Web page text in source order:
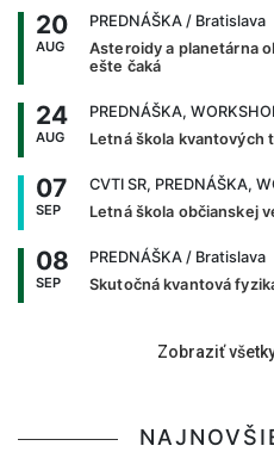
20
AUG
PREDNÁŠKA / Bratislava
Asteroidy a planetárna
ešte čaká
24
AUG
PREDNÁŠKA,
Letná škola kvantových
07
SEP
CVTI SR, PREDNÁŠKA,
Letná škola občianskej
08
SEP
PREDNÁŠKA / Bratislava
Skutočná kvantová
Zobraziť